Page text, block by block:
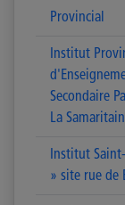
Provincial
Institut
Secondaire
La
Institut
» site rue de